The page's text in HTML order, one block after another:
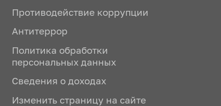
Противодействие коррупции
Антитеррор
Политика обработки
персональных данных
Сведения о доходах
Изменить страницу на сайте